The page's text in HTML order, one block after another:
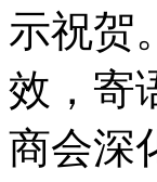
示祝贺
效，寄
商会深